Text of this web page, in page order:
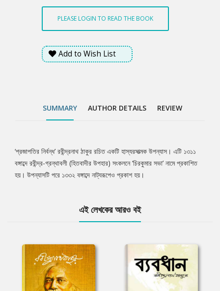
PLEASE LOGIN TO READ THE BOOK
Add to Wish List
SUMMARY AUTHOR DETAILS REVIEW
Tab
Article
‘প্রজাপতির নির্বন্ধ’ রবীন্দ্রনাথ ঠাকুর রচিত একটি হাস্যরসাত্মক উপন্যাস। এটি ১৩১১
বঙ্গাব্দে রবীন্দ্র-গ্রন্থাবলী (হিতবাদীর উপহার) সংকলনে ‘চিরকুমার সভা’ নামে প্রকাশিত
হয়। উপন্যাসটি পরে ১৩৩২ বঙ্গাব্দে নাট্যরূপেও প্রকাশ হয়।
এই লেখকের আরও বই